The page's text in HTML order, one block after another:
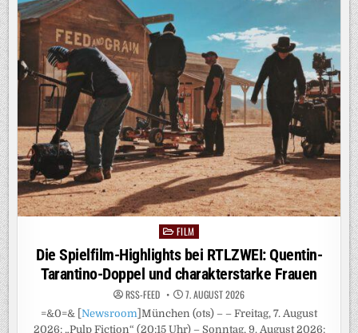
MOBILFUNKNETZ
Posted
in
FILM
Die Spielfilm-Highlights bei RTLZWEI: Quentin-
Tarantino-Doppel und charakterstarke Frauen
RSS-FEED 7. AUGUST 2026
=&0=& [ Newsroom ]München (ots) – – Freitag, 7. August
2026: „Pulp Fiction“ (20:15 Uhr) – Sonntag, 9. August 2026: